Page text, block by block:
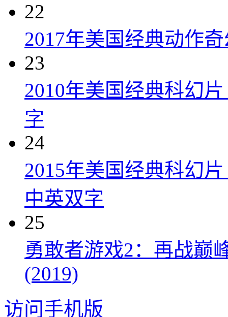
22
2017年美国经典动作
23
2010年美国经典科幻
字
24
2015年美国经典科幻
中英双字
25
勇敢者游戏2：再战巅
(2019)
访问手机版